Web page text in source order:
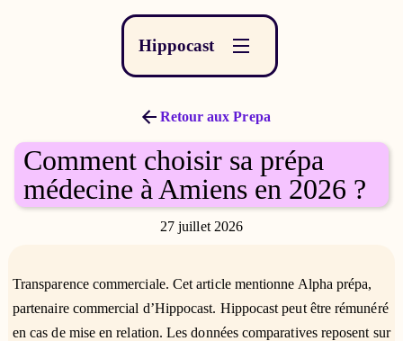
Hippocast
Retour aux Prepa
Comment choisir sa prépa
médecine à Amiens en 2026 ?
27 juillet 2026
Transparence commerciale. Cet article mentionne Alpha prépa,
partenaire commercial d’Hippocast. Hippocast peut être rémunéré
en cas de mise en relation. Les données comparatives reposent sur